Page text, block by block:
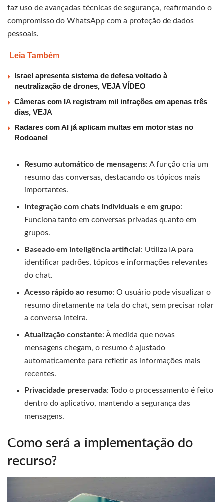
faz uso de avançadas técnicas de segurança, reafirmando o
compromisso do WhatsApp com a proteção de dados
pessoais.
Leia Também
Israel apresenta sistema de defesa voltado à
neutralização de drones, VEJA VÍDEO
Câmeras com IA registram mil infrações em apenas três
dias, VEJA
Radares com AI já aplicam multas em motoristas no
Rodoanel
Resumo automático de mensagens: A função cria um
resumo das conversas, destacando os tópicos mais
importantes.
Integração com chats individuais e em grupo:
Funciona tanto em conversas privadas quanto em
grupos.
Baseado em inteligência artificial : Utiliza IA para
identificar padrões, tópicos e informações relevantes
do chat.
Acesso rápido ao resumo: O usuário pode visualizar o
resumo diretamente na tela do chat, sem precisar rolar
a conversa inteira.
Atualização constante: À medida que novas
mensagens chegam, o resumo é ajustado
automaticamente para refletir as informações mais
recentes.
Privacidade preservada: Todo o processamento é feito
dentro do aplicativo, mantendo a segurança das
mensagens.
Como será a implementação do
recurso?